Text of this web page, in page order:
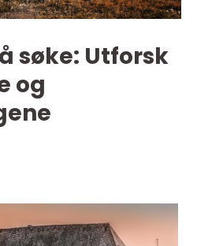
søke: Utforsk
og